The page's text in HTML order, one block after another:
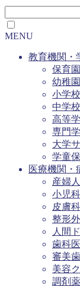
MENU
教育機関・
保育
幼稚
小学
中学
高等
専門
大学
学童
医療機関・
産婦
小児
皮膚
整形
人間
歯科
審美
美容
調剤